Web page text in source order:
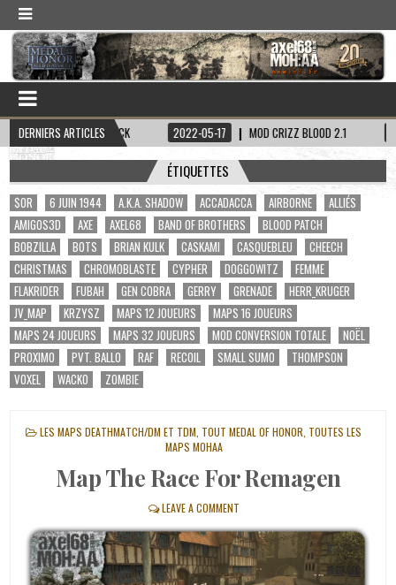
DERNIERS ARTICLES
HADDOCK 2022-05-17 MOD CRIZZ BLOOD 2.1 2022-05-01
ÉTIQUETTES
$OR 6 JUIN 1944 A.K.A. SHADOW ACCADACCA AIRBORNE
ALLIÉS
AMIGOS3D
AXE AXEL68 BAND OF BROTHERS
BLOOD PATCH
BOBZILLA
BOTS BRIAN KULK CASKAMI CASQUEBLEU
CHEECH
CHRISTMAS
CHROMOBLASTE CYPHER DOGGOWITZ
FEMME
FLAKRIDER
FUBAH GEN COBRA GERRY GRENADE
HERR_KRUGER
JV_MAP
KRZYSZ MAPS 12 JOUEURS
MAPS 16 JOUEURS
MAPS 24 JOUEURS
MAPS 32 JOUEURS MOD CONVERSION TOTALE
NOËL
PROXIMO
PVT. BALLO RAF RECOIL SMALL SUMO
THOMPSON
VOXEL
WACKO ZOMBIE
POSTED
LES MAPS DEATHMATCH/DM ET TDM TOUT MEDAL OF HONOR TOUTES LES
MAPS MOHAA
Map The Race For Remagen
LEAVE A COMMENT